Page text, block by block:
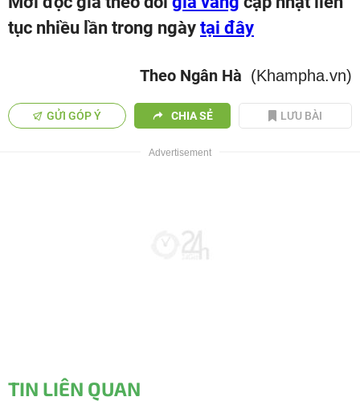
tục nhiều lần trong ngày tại đây
Theo Ngân Hà (Khampha.vn)
GỬI GÓP Ý CHIA SẺ LƯU BÀI
TIN LIÊN QUAN